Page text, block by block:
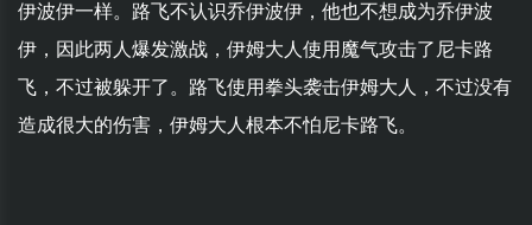
伊波伊一样。路飞不认识乔伊波伊，他也不想成为乔伊波
伊，因此两人爆发激战，伊姆大人使用魔气攻击了尼卡路
飞，不过被躲开了。路飞使用拳头袭击伊姆大人，不过没有
造成很大的伤害，伊姆大人根本不怕尼卡路飞。